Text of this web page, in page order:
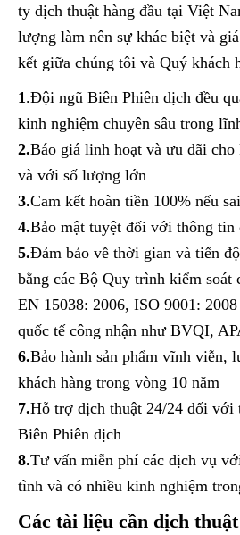
ty dịch thuật hàng đầu tại Việt
lượng làm nên sự khác biệt và
kết giữa chúng tôi và Quý khách
1 .Đội ngũ Biên Phiên dịch đều
kinh nghiệm chuyên sâu trong
2.Báo giá linh hoạt và ưu đãi cho
và với số lượng lớn
3.Cam kết hoàn tiền 100% nếu
4.Bảo mật tuyệt đối với thông tin
5.Đảm bảo về thời gian và tiến
bằng các Bộ Quy trình kiểm soát
EN 15038: 2006, ISO 9001:
quốc tế công nhận như BVQI,
6.Bảo hành sản phẩm vĩnh viễn,
khách hàng trong vòng 10 năm
7.Hỗ trợ dịch thuật 24/24 đối với
Biên Phiên dịch
8.Tư vấn miễn phí các dịch vụ
tình và có nhiều kinh nghiệm
Các tài liệu cần dịch